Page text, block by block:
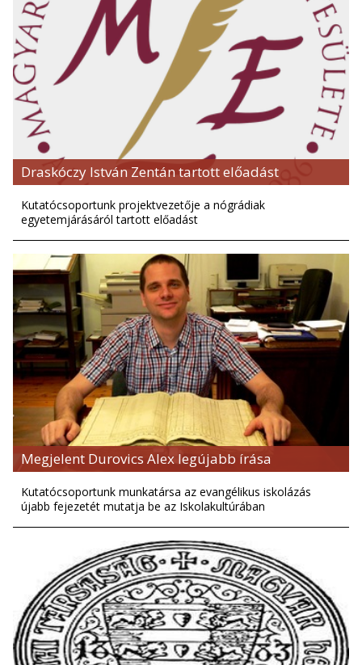
Draskóczy István Zentán tartott előadást
Kutatócsoportunk projektvezetője a nógrádiak
egyetemjárásáról tartott előadást
Megjelent Durovics Alex legújabb írása
Kutatócsoportunk munkatársa az evangélikus iskolázás
újabb fejezetét mutatja be az Iskolakultúrában